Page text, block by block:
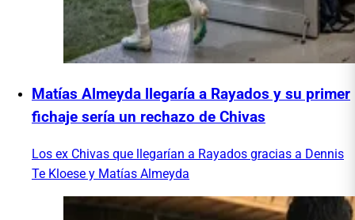
Matías Almeyda llegaría a Rayados y su primer
fichaje sería un rechazo de Chivas
Los ex Chivas que llegarían a Rayados gracias a Dennis
Te Kloese y Matías Almeyda